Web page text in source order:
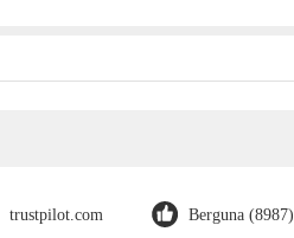
trustpilot.com Berguna (8987)